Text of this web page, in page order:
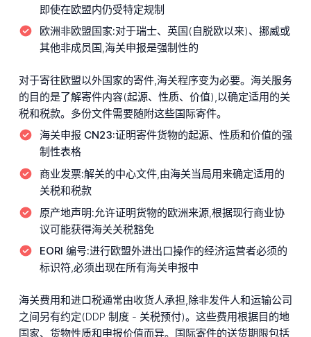
即使在欧盟内仍受特定规制
欧洲非欧盟国家:对于瑞士、英国(自脱欧以来)、挪威或
其他非成员国,海关申报是强制性的
对于寄往欧盟以外国家的寄件,海关程序变为必要。海关服务
的目的是了解寄件内容(起源、性质、价值),以确定适用的关
税和税款。多份文件需要随附这些国际寄件。
海关申报 CN23:证明寄件货物的起源、性质和价值的强
制性表格
商业发票:解关的中心文件,由海关当局用来确定适用的
关税和税款
原产地声明:允许证明货物的欧洲来源,根据现行商业协
议可能获得海关关税豁免
EORI 编号:进行欧盟外进出口操作的经济运营者必须的
标识符,必须出现在所有海关申报中
海关费用和进口税通常由收货人承担,除非发件人和运输公司
之间另有约定(DDP 制度 - 关税预付)。这些费用根据目的地
国家、货物性质和申报价值而异。国际寄件的送货期限包括